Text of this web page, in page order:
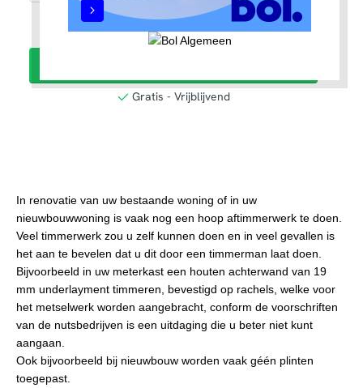
In renovatie van uw bestaande woning of in uw
nieuwbouwwoning is vaak nog een hoop aftimmerwerk te doen.
Veel timmerwerk zou u zelf kunnen doen en in veel gevallen is
het aan te bevelen dat u dit door een timmerman laat doen.
Bijvoorbeeld in uw meterkast een houten achterwand van 19
mm underlayment timmeren, bevestigd op rachels, welke voor
het metselwerk worden aangebracht, conform de voorschriften
van de nutsbedrijven is een uitdaging die u beter niet kunt
aangaan.
Ook bijvoorbeeld bij nieuwbouw worden vaak géén plinten
toegepast.